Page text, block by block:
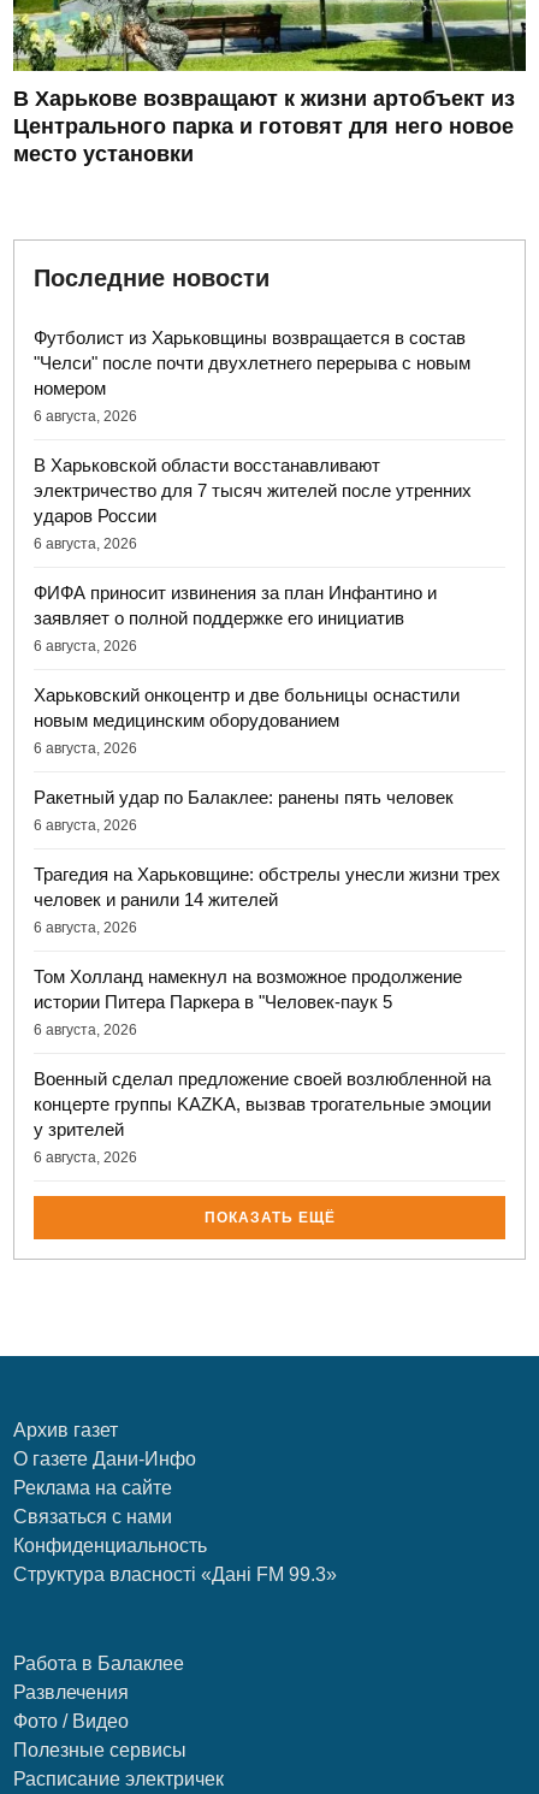
В Харькове возвращают к жизни артобъект из
Центрального парка и готовят для него новое
место установки
Последние новости
Футболист из Харьковщины возвращается в состав
"Челси" после почти двухлетнего перерыва с новым
номером
6 августа, 2026
В Харьковской области восстанавливают
электричество для 7 тысяч жителей после утренних
ударов России
6 августа, 2026
ФИФА приносит извинения за план Инфантино и
заявляет о полной поддержке его инициатив
6 августа, 2026
Харьковский онкоцентр и две больницы оснастили
новым медицинским оборудованием
6 августа, 2026
Ракетный удар по Балаклее: ранены пять человек
6 августа, 2026
Трагедия на Харьковщине: обстрелы унесли жизни трех
человек и ранили 14 жителей
6 августа, 2026
Том Холланд намекнул на возможное продолжение
истории Питера Паркера в "Человек-паук 5
6 августа, 2026
Военный сделал предложение своей возлюбленной на
концерте группы KAZKA, вызвав трогательные эмоции
у зрителей
6 августа, 2026
ПОКАЗАТЬ ЕЩЁ
Архив газет
О газете Дани-Инфо
Реклама на сайте
Связаться с нами
Конфиденциальность
Структура власності «Дані FM 99.3»
Работа в Балаклее
Развлечения
Фото / Видео
Полезные сервисы
Расписание электричек